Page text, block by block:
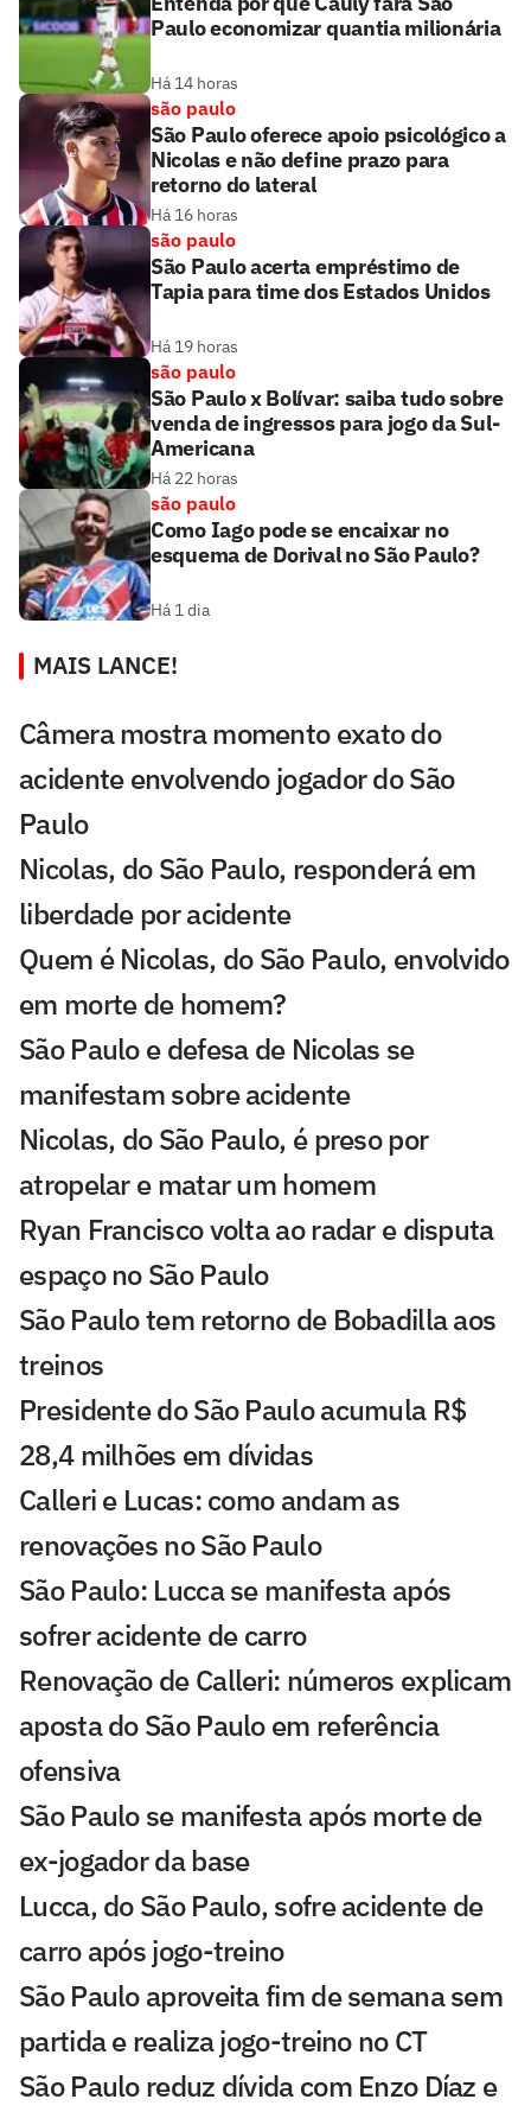
Paulo economizar quantia milionária
Há 14 horas
são paulo
São Paulo oferece apoio psicológico a
Nicolas e não define prazo para
retorno do lateral
Há 16 horas
são paulo
São Paulo acerta empréstimo de
Tapia para time dos Estados Unidos
Há 19 horas
são paulo
São Paulo x Bolívar: saiba tudo sobre
venda de ingressos para jogo da Sul-
Americana
Há 22 horas
são paulo
Como Iago pode se encaixar no
esquema de Dorival no São Paulo?
Há 1 dia
MAIS LANCE!
Câmera mostra momento exato do
acidente envolvendo jogador do São
Paulo
Nicolas, do São Paulo, responderá em
liberdade por acidente
Quem é Nicolas, do São Paulo, envolvido
em morte de homem?
São Paulo e defesa de Nicolas se
manifestam sobre acidente
Nicolas, do São Paulo, é preso por
atropelar e matar um homem
Ryan Francisco volta ao radar e disputa
espaço no São Paulo
São Paulo tem retorno de Bobadilla aos
treinos
Presidente do São Paulo acumula R$
28,4 milhões em dívidas
Calleri e Lucas: como andam as
renovações no São Paulo
São Paulo: Lucca se manifesta após
sofrer acidente de carro
Renovação de Calleri: números explicam
aposta do São Paulo em referência
ofensiva
São Paulo se manifesta após morte de
ex-jogador da base
Lucca, do São Paulo, sofre acidente de
carro após jogo-treino
São Paulo aproveita fim de semana sem
partida e realiza jogo-treino no CT
São Paulo reduz dívida com Enzo Díaz e